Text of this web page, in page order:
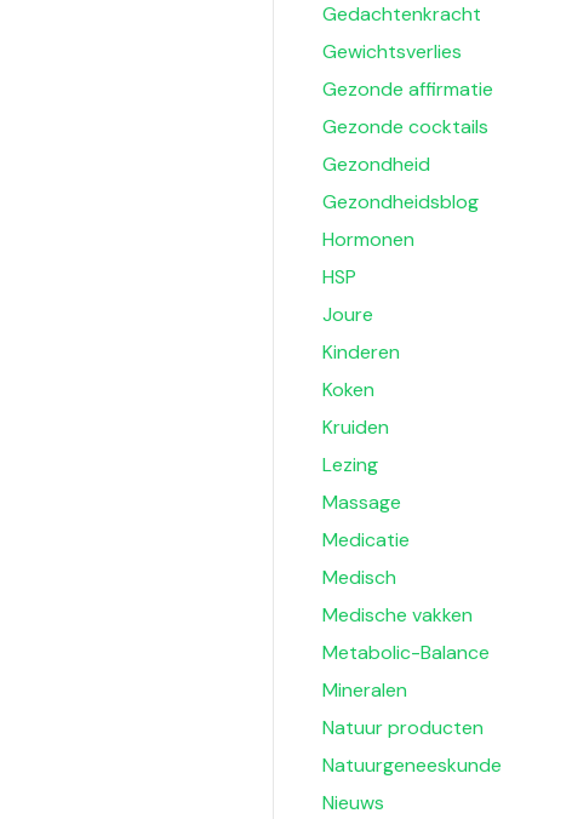
Gedachtenkracht
Gewichtsverlies
Gezonde affirmatie
Gezonde cocktails
Gezondheid
Gezondheidsblog
Hormonen
HSP
Joure
Kinderen
Koken
Kruiden
Lezing
Massage
Medicatie
Medisch
Medische vakken
Metabolic-Balance
Mineralen
Natuur producten
Natuurgeneeskunde
Nieuws